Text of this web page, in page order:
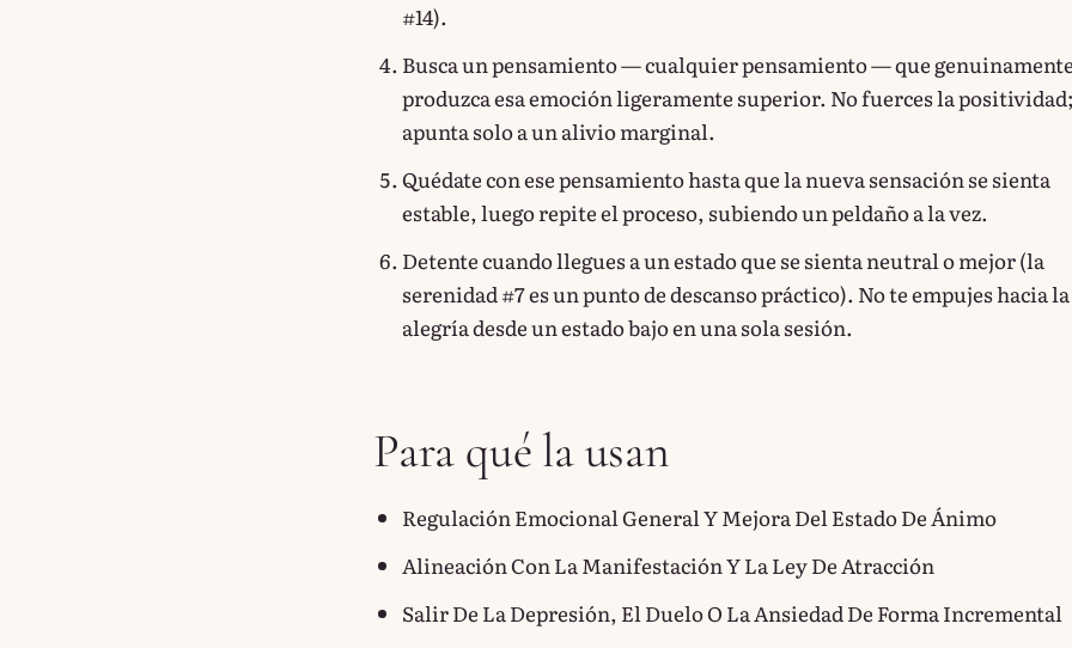
#14).
Busca un pensamiento — cualquier pensamiento — que
produzca esa emoción ligeramente superior. No fuerces la
apunta solo a un alivio marginal.
Quédate con ese pensamiento hasta que la nueva sensación se sienta
estable, luego repite el proceso, subiendo un peldaño a la vez.
Detente cuando llegues a un estado que se sienta neutral o mejor (la
serenidad #7 es un punto de descanso práctico). No te empujes hacia la
alegría desde un estado bajo en una sola sesión.
Para qué la usan
Regulación Emocional General Y Mejora Del Estado De Ánimo
Alineación Con La Manifestación Y La Ley De Atracción
Salir De La Depresión, El Duelo O La Ansiedad De Forma Incremental